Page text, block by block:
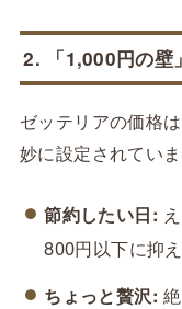
2. 「1,000円の壁
ゼッテリアの価格
妙に設定されていま
節約したい日:
800円以下に抑え
ちょっと贅沢: